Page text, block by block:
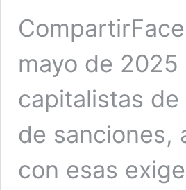
mayo de
capitalistas
de sanciones,
con esas